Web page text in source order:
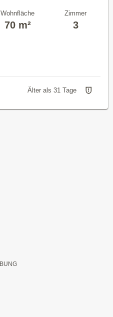
Wohnfläche
70 m²
Zimmer
3
Älter als 31 Tage